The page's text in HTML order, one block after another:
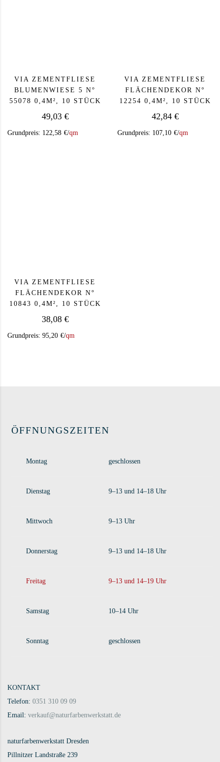
VIA ZEMENTFLIESE
BLUMENWIESE 5 N°
55078 0,4M², 10 STÜCK
49,03 €
Grundpreis: 122,58 €/qm
VIA ZEMENTFLIESE
FLÄCHENDEKOR N°
12254 0,4M², 10 STÜCK
42,84 €
Grundpreis: 107,10 €/qm
VIA ZEMENTFLIESE
FLÄCHENDEKOR N°
10843 0,4M², 10 STÜCK
38,08 €
Grundpreis: 95,20 €/qm
ÖFFNUNGSZEITEN
Montag geschlossen
Dienstag 9–13 und 14–18 Uhr
Mittwoch 9–13 Uhr
Donnerstag 9–13 und 14–18 Uhr
Freitag 9–13 und 14–19 Uhr
Samstag 10–14 Uhr
Sonntag geschlossen
KONTAKT
Telefon: 0351 310 09 09
Email: verkauf@naturfarbenwerkstatt.de
naturfarbenwerkstatt Dresden
Pillnitzer Landstraße 239